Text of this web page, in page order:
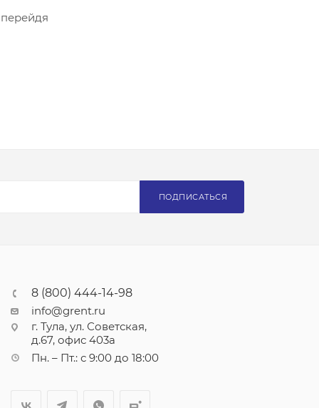
ПОДПИСАТЬСЯ
8 (800) 444-14-98
info@grent.ru
г. Тула, ул. Советская,
д.67, офис 403а
Пн. – Пт.: с 9:00 до 18:00